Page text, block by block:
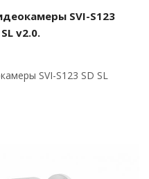
SVI-S123
v2.0.
SVI-S123 SD SL